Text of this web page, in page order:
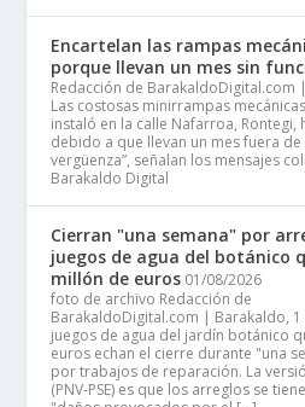
Encartelan las rampas
porque llevan un mes sin
Redacción de BarakaldoDigital.com
Las costosas minirrampas
instaló en la calle Nafarroa,
debido a que llevan un mes fuera de
vergüenza”, señalan los mensajes
Barakaldo Digital
Cierran "una semana" por
juegos de agua del botánico
millón de euros 01/08/2026
foto de archivo Redacción de
BarakaldoDigital.com | Barakaldo, 1
juegos de agua del jardín botánico
euros echan el cierre durante "una
por trabajos de reparación. La
(PNV-PSE) es que los arreglos se